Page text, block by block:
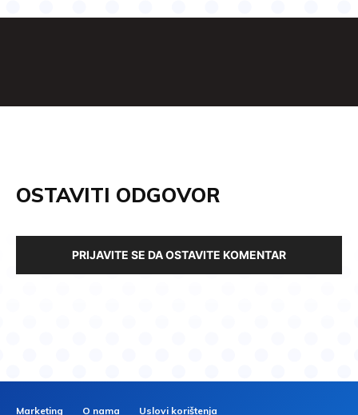
OSTAVITI ODGOVOR
PRIJAVITE SE DA OSTAVITE KOMENTAR
Marketing O nama Uslovi korištenja